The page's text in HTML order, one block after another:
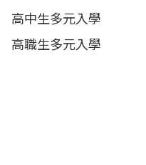
高中生多元入學
高職生多元入學